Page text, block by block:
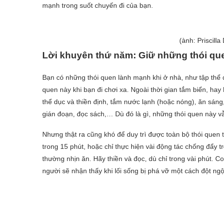
mạnh trong suốt chuyến đi của bạn.
(ành: Priscilla
Lời khuyên thứ năm: Giữ những thói
Bạn có những thói quen lành mạnh khi ở nhà, như tập
quen này khi bạn đi chơi xa. Ngoài thời gian tắm biển,
thể dục và thiền định, tắm nước lạnh (hoặc nóng), ăn
gián đoạn, đọc sách,… Dù đó là gì, những thói quen này
Nhưng thật ra cũng khó để duy trì được toàn bộ thói
trong 15 phút, hoặc chỉ thực hiện vài động tác chống đẩy
thường nhịn ăn. Hãy thiền và đọc, dù chỉ trong vài phút.
người sẽ nhận thấy khi lối sống bị phá vỡ một cách đột